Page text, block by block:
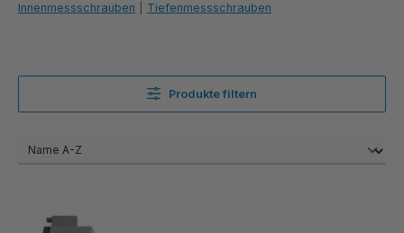
Innenmessschrauben
Tiefenmessschrauben
Produkte filtern